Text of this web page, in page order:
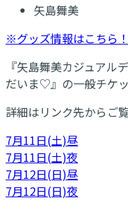
矢島舞美
※グッズ情報はこちら！
『矢島舞美カジュア
だいま♡』の一般チケ
詳細はリンク先からご
7月11日(土)昼
7月11日(土)夜
7月12日(日)昼
7月12日(日)夜